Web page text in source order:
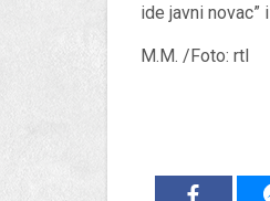
ide javni novac”
M.M. /Foto: rtl